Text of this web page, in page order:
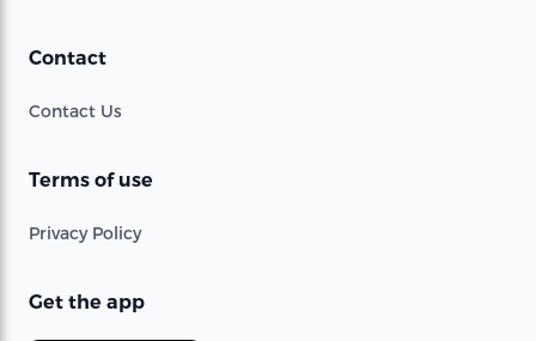
Contact
Contact Us
Terms of use
Privacy Policy
Get the app